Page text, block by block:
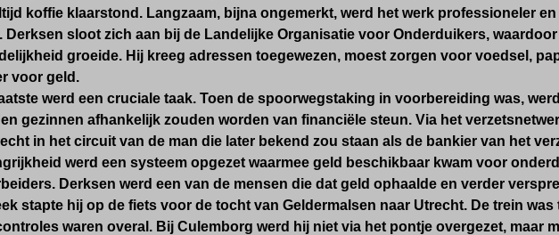
koffie klaarstond. Langzaam, bijna ongemerkt, werd het werk professioneler en
Derksen sloot zich aan bij de Landelijke Organisatie voor Onderduikers, waardoor
groeide. Hij kreeg adressen toegewezen, moest zorgen voor voedsel,
voor geld.
werd een cruciale taak. Toen de spoorwegstaking in voorbereiding was,
gezinnen afhankelijk zouden worden van financiële steun. Via het
in het circuit van de man die later bekend zou staan als de bankier van het
werd een systeem opgezet waarmee geld beschikbaar kwam voor
Derksen werd een van de mensen die dat geld ophaalde en verder
stapte hij op de fiets voor de tocht van Geldermalsen naar Utrecht. De trein was
waren overal. Bij Culemborg werd hij niet via het pontje overgezet, maar